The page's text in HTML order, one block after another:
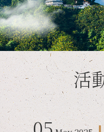
Menu
寺院介紹
日月潭玄奘寺
玄奘大師
玄奘大師略傳
玄奘大師年譜
住持法師 從慈法師介紹
從慈法師輯錄
日月潭玄奘寺
網路共修
Language
繁體中文
简体中文
活